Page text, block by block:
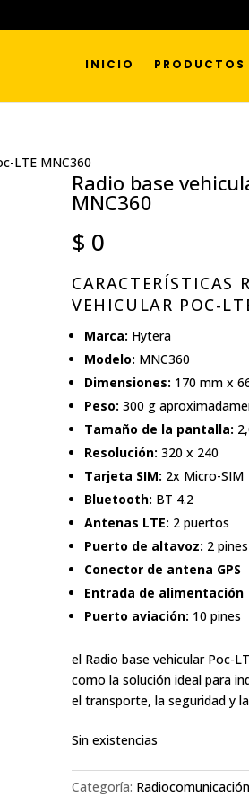
INICIO PRODUCTOS
LTE MNC360
Radio base
MNC360
$ 0
CARACTERÍSTICAS
VEHICULAR POC-
Marca: Hytera
Modelo: MNC360
Dimensiones: 170 mm x
Peso: 300 g
Tamaño de la pantalla:
Resolución: 320 x 240
Tarjeta SIM: 2x Micro-SIM
Bluetooth: BT 4.2
Antenas LTE: 2 puertos
Puerto de altavoz: 2 pines
Conector de antena GPS
Entrada de alimentación
Puerto aviación: 10 pines
el Radio base vehicular Poc-
como la solución ideal para
el transporte, la seguridad y
Sin existencias
Categoría: Radiocomunicación